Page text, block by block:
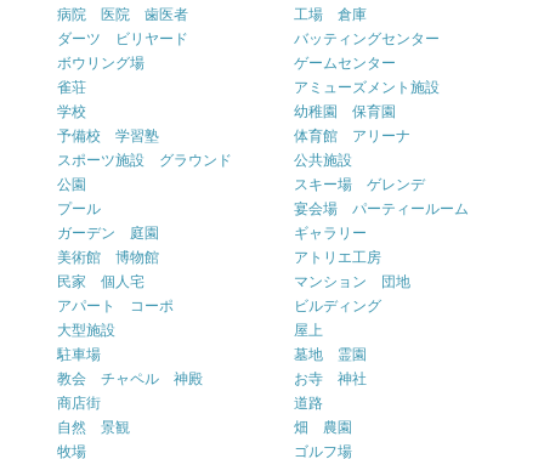
病院 医院 歯医者
工場 倉庫
ダーツ ビリヤード
バッティングセンター
ボウリング場
ゲームセンター
雀荘
アミューズメント施設
学校
幼稚園 保育園
予備校 学習塾
体育館 アリーナ
スポーツ施設 グラウンド
公共施設
公園
スキー場 ゲレンデ
プール
宴会場 パーティールーム
ガーデン 庭園
ギャラリー
美術館 博物館
アトリエ工房
民家 個人宅
マンション 団地
アパート コーポ
ビルディング
大型施設
屋上
駐車場
墓地 霊園
教会 チャペル 神殿
お寺 神社
商店街
道路
自然 景観
畑 農園
牧場
ゴルフ場